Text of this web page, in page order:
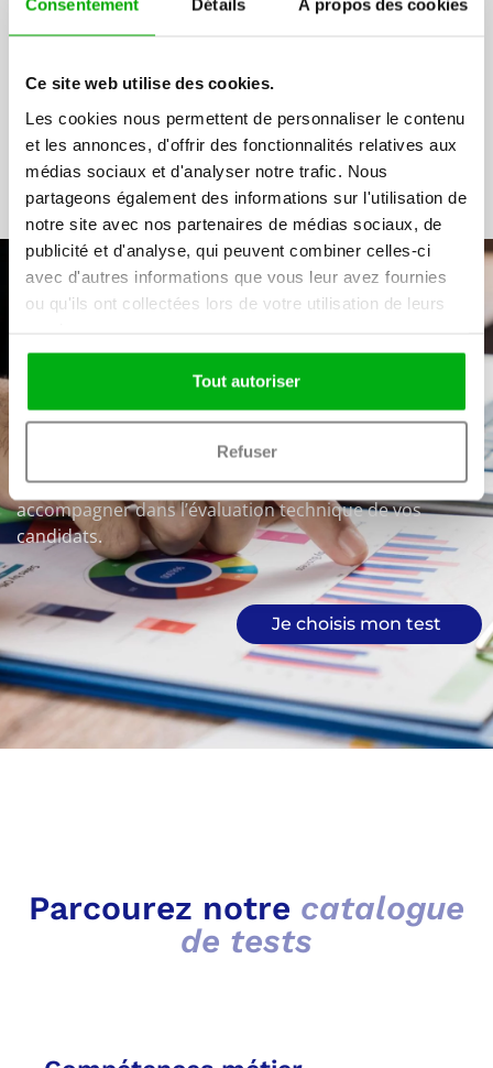
Consentement Détails À propos des cookies
Ce site web utilise des cookies.
Les cookies nous permettent de personnaliser le contenu
et les annonces, d'offrir des fonctionnalités relatives aux
médias sociaux et d'analyser notre trafic. Nous
partageons également des informations sur l'utilisation de
notre site avec nos partenaires de médias sociaux, de
publicité et d'analyse, qui peuvent combiner celles-ci
avec d'autres informations que vous leur avez fournies
ou qu'ils ont collectées lors de votre utilisation de leurs
Tout autoriser
Refuser
Serious Game
Choisissez et essayez
gratuitement vos tests
Une solution globale clé en main pour vous
accompagner dans l’évaluation technique de vos
candidats.
Je choisis mon test
Parcourez notre catalogue
de tests